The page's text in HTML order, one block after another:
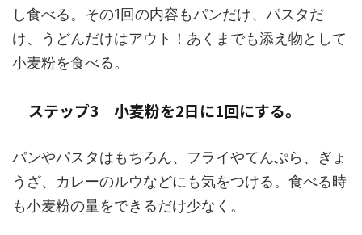
し食べる。その1回の内容もパンだけ、パスタだ
け、うどんだけはアウト！あくまでも添え物として
小麦粉を食べる。
ステップ3 小麦粉を2日に1回にする。
パンやパスタはもちろん、フライやてんぷら、ぎょ
うざ、カレーのルウなどにも気をつける。食べる時
も小麦粉の量をできるだけ少なく。